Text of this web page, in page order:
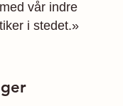
vår indre
i stedet.»